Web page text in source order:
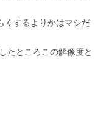
くするよりかはマシだ
たところこの解像度と